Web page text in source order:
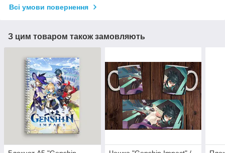
Всі умови повернення
З цим товаром також замовляють